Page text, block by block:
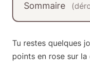
Sommaire
Tu restes quelques
points en rose sur